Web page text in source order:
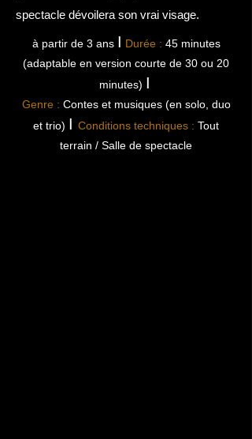
spectacle dévoilera son vrai visage. ​
à partir de 3 ans I Durée : 45 minutes
(adaptable en version courte de 30 ou 20
minutes) I
Genre : Contes et musiques (en solo, duo
et trio) I Conditions techniques : Tout
terrain / Salle de spectacle